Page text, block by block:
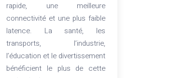
rapide, une meilleure
connectivité et une plus faible
latence. La santé, les
transports, l’industrie,
l’éducation et le divertissement
bénéficient le plus de cette